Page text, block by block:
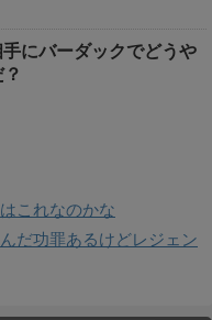
手にバーダックでどうや
これなのかな
だ功罪あるけどレジェン